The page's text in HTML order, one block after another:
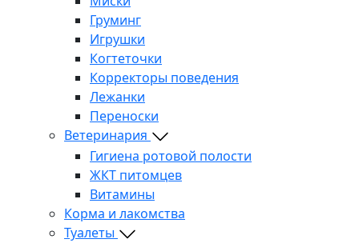
Груминг
Игрушки
Когтеточки
Корректоры поведения
Лежанки
Переноски
Ветеринария
Гигиена ротовой полости
ЖКТ питомцев
Витамины
Корма и лакомства
Туалеты